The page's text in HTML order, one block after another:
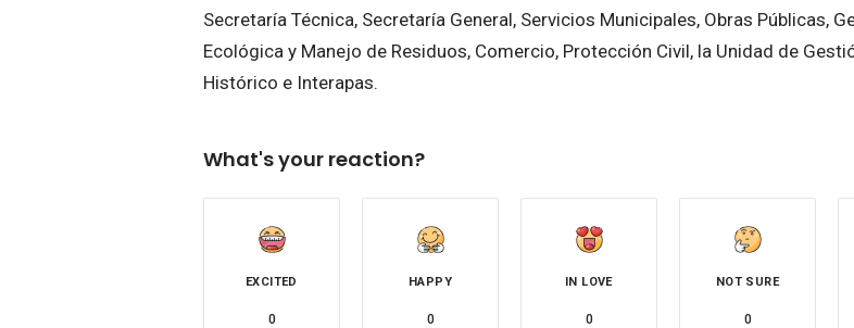
Secretaría Técnica, Secretaría General, Servicios Municipales, Obras Públicas,
Ecológica y Manejo de Residuos, Comercio, Protección Civil, la Unidad de
Histórico e Interapas.
What's your reaction?
EXCITED
0
HAPPY
0
IN LOVE
0
NOT SURE
0